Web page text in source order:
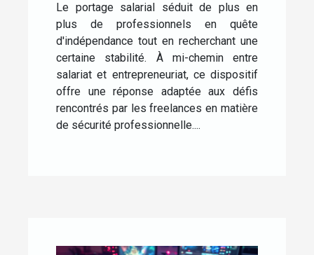
Le portage salarial séduit de plus en
plus de professionnels en quête
d'indépendance tout en recherchant une
certaine stabilité. À mi-chemin entre
salariat et entrepreneuriat, ce dispositif
offre une réponse adaptée aux défis
rencontrés par les freelances en matière
de sécurité professionnelle....